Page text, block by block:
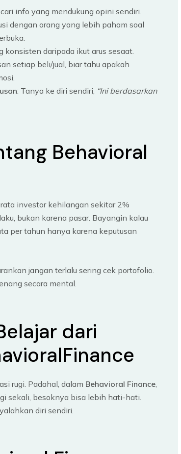
info yang mendukung opini sendiri.
dengan orang yang lebih paham soal
konsisten daripada ikut arus sesaat.
setiap beli/jual, biar tahu apakah
: Tanya ke diri sendiri, “Ini berdasarkan
Behavioral
investor kehilangan sekitar 2%
bukan karena pasar. Bayangin kalau
per tahun hanya karena keputusan
jangan terlalu sering cek portofolio.
secara mental.
dari
rugi. Padahal, dalam Behavioral Finance
sekali, besoknya bisa lebih hati-hati.
diri sendiri.